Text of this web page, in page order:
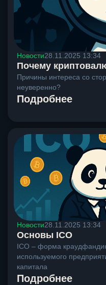
Новости28.11.2025 13:34
Почему
Причины интереса со
неуверенно?
Подробнее
Новости28.11.2025 13:34
Основы ICO
ICO – форма
используемого
капитала
Подробнее